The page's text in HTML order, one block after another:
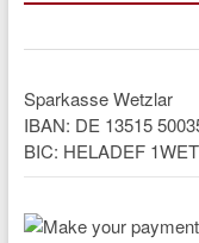
Sparkasse Wetzlar
IBAN: DE 13515
BIC: HELADEF 1WET